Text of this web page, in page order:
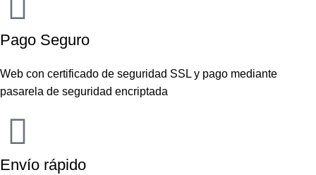
Pago Seguro
Web con certificado de seguridad SSL y pago mediante
pasarela de seguridad encriptada
Envío rápido